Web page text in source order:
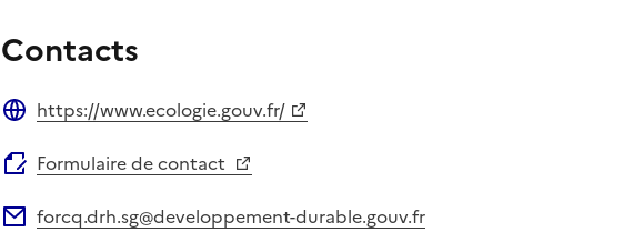
Contacts
https://www.ecologie.gouv.fr/
Formulaire de contact
forcq.drh.sg@developpement-durable.gouv.fr